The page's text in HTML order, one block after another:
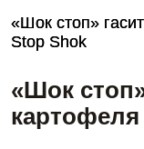
«Шок стоп»
Stop Shok
«Шок стоп»
Stop Shok
«Шок